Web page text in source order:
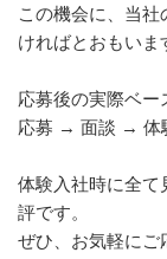
この機会に、当
ければとおもいま
応募後の実際ベー
応募 → 面談 → 体
体験入社時に全て
評です。
ぜひ、お気軽にご